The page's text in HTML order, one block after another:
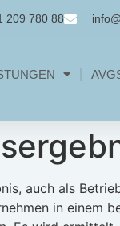
209 780 88
auch als
in einem